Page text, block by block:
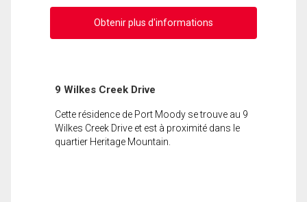
Obtenir plus d'informations
9 Wilkes Creek Drive
Cette résidence de Port Moody se trouve au 9
Wilkes Creek Drive et est à proximité dans le
quartier Heritage Mountain.